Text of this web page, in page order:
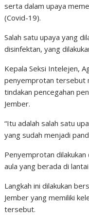
serta dalam upaya
(Covid-19).
Salah satu upaya yang
disinfektan, yang
Kepala Seksi Intelejen,
penyemprotan tersebut
tindakan pencegahan
Jember.
“Itu adalah salah satu
yang sudah menjadi
Penyemprotan
aula yang berada di
Langkah ini dilakukan
Jember yang memiliki
tersebut.